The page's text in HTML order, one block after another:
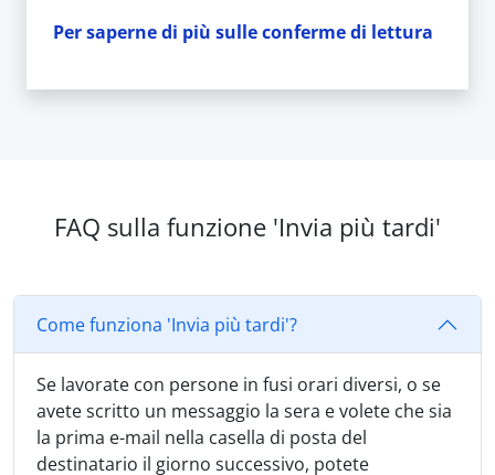
Per saperne di più sulle conferme di lettura
FAQ sulla funzione 'Invia più tardi'
Come funziona 'Invia più tardi'?
Se lavorate con persone in fusi orari diversi, o se
avete scritto un messaggio la sera e volete che sia
la prima e-mail nella casella di posta del
destinatario il giorno successivo, potete